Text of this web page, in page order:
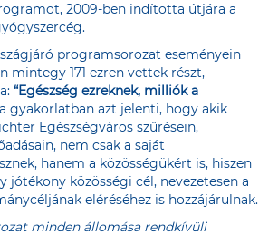
2009-ben indította útjára a
programsorozat eseményein
mintegy 171 ezren vettek részt,
“Egészség ezreknek, milliók a
gyakorlatban azt jelenti, hogy akik
Egészségváros szűrésein,
nem csak a saját
hanem a közösségükért is, hiszen
jótékony közösségi cél, nevezetesen a
eléréséhez is hozzájárulnak.
minden állomása rendkívüli